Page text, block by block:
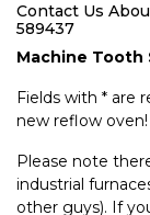
Contact Us
589437
Machine Tooth
Fields with * are
new reflow oven!
Please note
industrial
other guys). If